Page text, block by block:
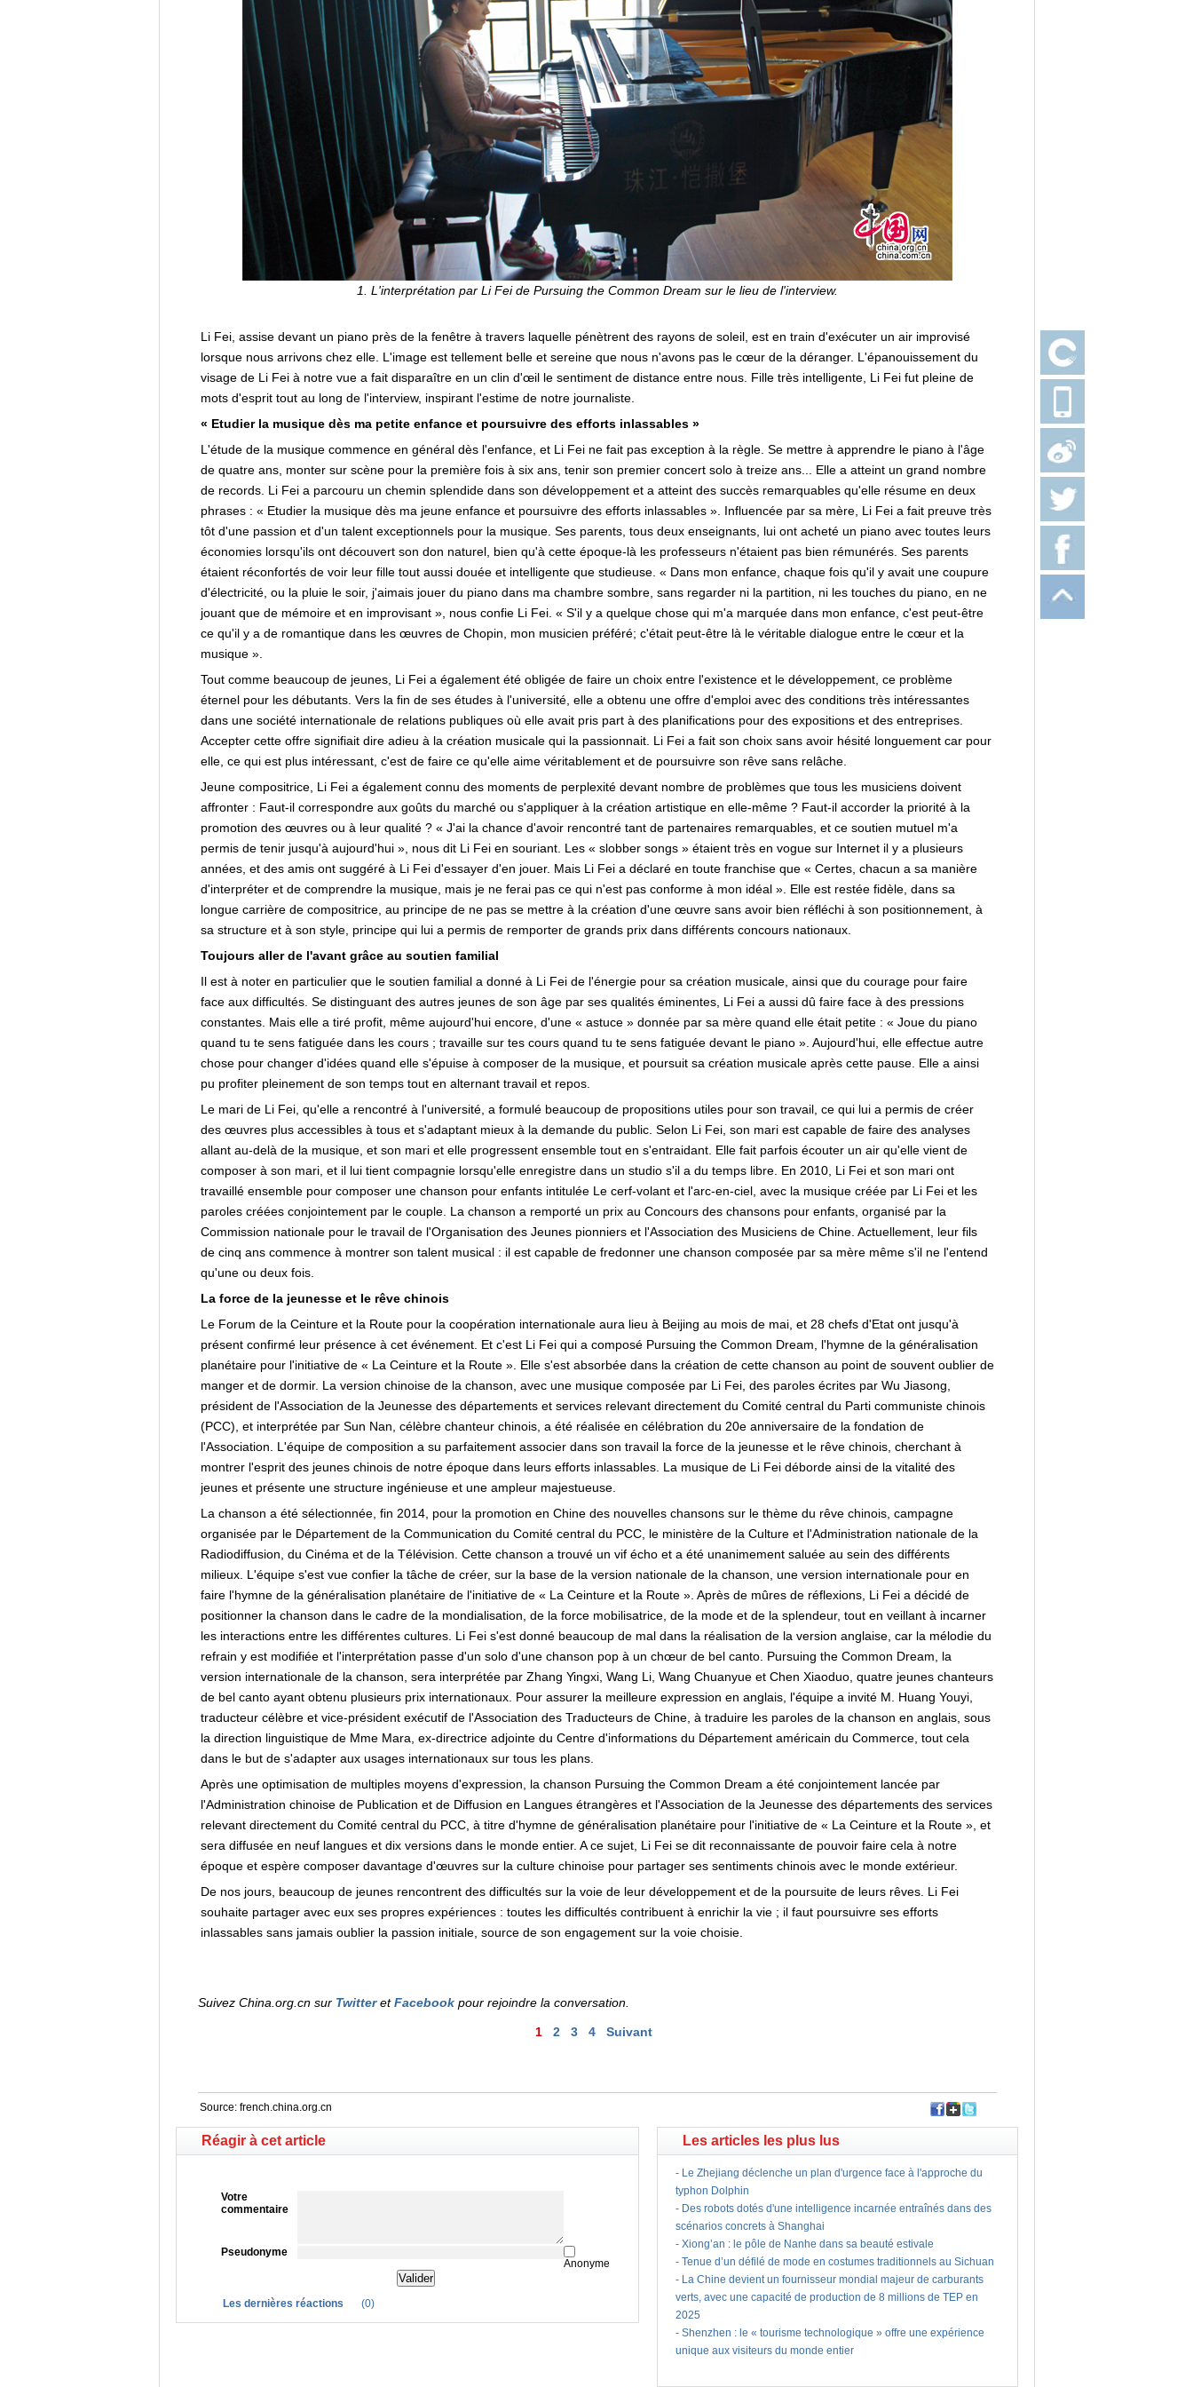
1. L'interprétation par Li Fei de Pursuing the Common Dream sur le lieu de l'interview.
Li Fei, assise devant un piano près de la fenêtre à travers laquelle pénètrent des rayons de soleil, est en train d'exécuter un air improvisé
lorsque nous arrivons chez elle. L'image est tellement belle et sereine que nous n'avons pas le cœur de la déranger. L'épanouissement du
visage de Li Fei à notre vue a fait disparaître en un clin d'œil le sentiment de distance entre nous. Fille très intelligente, Li Fei fut pleine de
mots d'esprit tout au long de l'interview, inspirant l'estime de notre journaliste.
« Etudier la musique dès ma petite enfance et poursuivre des efforts inlassables »
L'étude de la musique commence en général dès l'enfance, et Li Fei ne fait pas exception à la règle. Se mettre à apprendre le piano à l'âge
de quatre ans, monter sur scène pour la première fois à six ans, tenir son premier concert solo à treize ans... Elle a atteint un grand nombre
de records. Li Fei a parcouru un chemin splendide dans son développement et a atteint des succès remarquables qu'elle résume en deux
phrases : « Etudier la musique dès ma jeune enfance et poursuivre des efforts inlassables ». Influencée par sa mère, Li Fei a fait preuve très
tôt d'une passion et d'un talent exceptionnels pour la musique. Ses parents, tous deux enseignants, lui ont acheté un piano avec toutes leurs
économies lorsqu'ils ont découvert son don naturel, bien qu'à cette époque-là les professeurs n'étaient pas bien rémunérés. Ses parents
étaient réconfortés de voir leur fille tout aussi douée et intelligente que studieuse. « Dans mon enfance, chaque fois qu'il y avait une coupure
d'électricité, ou la pluie le soir, j'aimais jouer du piano dans ma chambre sombre, sans regarder ni la partition, ni les touches du piano, en ne
jouant que de mémoire et en improvisant », nous confie Li Fei. « S'il y a quelque chose qui m'a marquée dans mon enfance, c'est peut-être
ce qu'il y a de romantique dans les œuvres de Chopin, mon musicien préféré; c'était peut-être là le véritable dialogue entre le cœur et la
musique ».
Tout comme beaucoup de jeunes, Li Fei a également été obligée de faire un choix entre l'existence et le développement, ce problème
éternel pour les débutants. Vers la fin de ses études à l'université, elle a obtenu une offre d'emploi avec des conditions très intéressantes
dans une société internationale de relations publiques où elle avait pris part à des planifications pour des expositions et des entreprises.
Accepter cette offre signifiait dire adieu à la création musicale qui la passionnait. Li Fei a fait son choix sans avoir hésité longuement car pour
elle, ce qui est plus intéressant, c'est de faire ce qu'elle aime véritablement et de poursuivre son rêve sans relâche.
Jeune compositrice, Li Fei a également connu des moments de perplexité devant nombre de problèmes que tous les musiciens doivent
affronter : Faut-il correspondre aux goûts du marché ou s'appliquer à la création artistique en elle-même ? Faut-il accorder la priorité à la
promotion des œuvres ou à leur qualité ? « J'ai la chance d'avoir rencontré tant de partenaires remarquables, et ce soutien mutuel m'a
permis de tenir jusqu'à aujourd'hui », nous dit Li Fei en souriant. Les « slobber songs » étaient très en vogue sur Internet il y a plusieurs
années, et des amis ont suggéré à Li Fei d'essayer d'en jouer. Mais Li Fei a déclaré en toute franchise que « Certes, chacun a sa manière
d'interpréter et de comprendre la musique, mais je ne ferai pas ce qui n'est pas conforme à mon idéal ». Elle est restée fidèle, dans sa
longue carrière de compositrice, au principe de ne pas se mettre à la création d'une œuvre sans avoir bien réfléchi à son positionnement, à
sa structure et à son style, principe qui lui a permis de remporter de grands prix dans différents concours nationaux.
Toujours aller de l'avant grâce au soutien familial
Il est à noter en particulier que le soutien familial a donné à Li Fei de l'énergie pour sa création musicale, ainsi que du courage pour faire
face aux difficultés. Se distinguant des autres jeunes de son âge par ses qualités éminentes, Li Fei a aussi dû faire face à des pressions
constantes. Mais elle a tiré profit, même aujourd'hui encore, d'une « astuce » donnée par sa mère quand elle était petite : « Joue du piano
quand tu te sens fatiguée dans les cours ; travaille sur tes cours quand tu te sens fatiguée devant le piano ». Aujourd'hui, elle effectue autre
chose pour changer d'idées quand elle s'épuise à composer de la musique, et poursuit sa création musicale après cette pause. Elle a ainsi
pu profiter pleinement de son temps tout en alternant travail et repos.
Le mari de Li Fei, qu'elle a rencontré à l'université, a formulé beaucoup de propositions utiles pour son travail, ce qui lui a permis de créer
des œuvres plus accessibles à tous et s'adaptant mieux à la demande du public. Selon Li Fei, son mari est capable de faire des analyses
allant au-delà de la musique, et son mari et elle progressent ensemble tout en s'entraidant. Elle fait parfois écouter un air qu'elle vient de
composer à son mari, et il lui tient compagnie lorsqu'elle enregistre dans un studio s'il a du temps libre. En 2010, Li Fei et son mari ont
travaillé ensemble pour composer une chanson pour enfants intitulée Le cerf-volant et l'arc-en-ciel, avec la musique créée par Li Fei et les
paroles créées conjointement par le couple. La chanson a remporté un prix au Concours des chansons pour enfants, organisé par la
Commission nationale pour le travail de l'Organisation des Jeunes pionniers et l'Association des Musiciens de Chine. Actuellement, leur fils
de cinq ans commence à montrer son talent musical : il est capable de fredonner une chanson composée par sa mère même s'il ne l'entend
qu'une ou deux fois.
La force de la jeunesse et le rêve chinois
Le Forum de la Ceinture et la Route pour la coopération internationale aura lieu à Beijing au mois de mai, et 28 chefs d'Etat ont jusqu'à
présent confirmé leur présence à cet événement. Et c'est Li Fei qui a composé Pursuing the Common Dream, l'hymne de la généralisation
planétaire pour l'initiative de « La Ceinture et la Route ». Elle s'est absorbée dans la création de cette chanson au point de souvent oublier de
manger et de dormir. La version chinoise de la chanson, avec une musique composée par Li Fei, des paroles écrites par Wu Jiasong,
président de l'Association de la Jeunesse des départements et services relevant directement du Comité central du Parti communiste chinois
(PCC), et interprétée par Sun Nan, célèbre chanteur chinois, a été réalisée en célébration du 20e anniversaire de la fondation de
l'Association. L'équipe de composition a su parfaitement associer dans son travail la force de la jeunesse et le rêve chinois, cherchant à
montrer l'esprit des jeunes chinois de notre époque dans leurs efforts inlassables. La musique de Li Fei déborde ainsi de la vitalité des
jeunes et présente une structure ingénieuse et une ampleur majestueuse.
La chanson a été sélectionnée, fin 2014, pour la promotion en Chine des nouvelles chansons sur le thème du rêve chinois, campagne
organisée par le Département de la Communication du Comité central du PCC, le ministère de la Culture et l'Administration nationale de la
Radiodiffusion, du Cinéma et de la Télévision. Cette chanson a trouvé un vif écho et a été unanimement saluée au sein des différents
milieux. L'équipe s'est vue confier la tâche de créer, sur la base de la version nationale de la chanson, une version internationale pour en
faire l'hymne de la généralisation planétaire de l'initiative de « La Ceinture et la Route ». Après de mûres de réflexions, Li Fei a décidé de
positionner la chanson dans le cadre de la mondialisation, de la force mobilisatrice, de la mode et de la splendeur, tout en veillant à incarner
les interactions entre les différentes cultures. Li Fei s'est donné beaucoup de mal dans la réalisation de la version anglaise, car la mélodie du
refrain y est modifiée et l'interprétation passe d'un solo d'une chanson pop à un chœur de bel canto. Pursuing the Common Dream, la
version internationale de la chanson, sera interprétée par Zhang Yingxi, Wang Li, Wang Chuanyue et Chen Xiaoduo, quatre jeunes chanteurs
de bel canto ayant obtenu plusieurs prix internationaux. Pour assurer la meilleure expression en anglais, l'équipe a invité M. Huang Youyi,
traducteur célèbre et vice-président exécutif de l'Association des Traducteurs de Chine, à traduire les paroles de la chanson en anglais, sous
la direction linguistique de Mme Mara, ex-directrice adjointe du Centre d'informations du Département américain du Commerce, tout cela
dans le but de s'adapter aux usages internationaux sur tous les plans.
Après une optimisation de multiples moyens d'expression, la chanson Pursuing the Common Dream a été conjointement lancée par
l'Administration chinoise de Publication et de Diffusion en Langues étrangères et l'Association de la Jeunesse des départements des services
relevant directement du Comité central du PCC, à titre d'hymne de généralisation planétaire pour l'initiative de « La Ceinture et la Route », et
sera diffusée en neuf langues et dix versions dans le monde entier. A ce sujet, Li Fei se dit reconnaissante de pouvoir faire cela à notre
époque et espère composer davantage d'œuvres sur la culture chinoise pour partager ses sentiments chinois avec le monde extérieur.
De nos jours, beaucoup de jeunes rencontrent des difficultés sur la voie de leur développement et de la poursuite de leurs rêves. Li Fei
souhaite partager avec eux ses propres expériences : toutes les difficultés contribuent à enrichir la vie ; il faut poursuivre ses efforts
inlassables sans jamais oublier la passion initiale, source de son engagement sur la voie choisie.
Suivez China.org.cn sur TwitteretFacebookpour rejoindre la conversation.
1 2 3 4 Suivant
Source: french.china.org.cn
Réagir à cet article
Votre
commentaire
Pseudonyme
Anonyme
Les dernières réactions (0)
Les articles les plus lus
- Le Zhejiang déclenche un plan d'urgence face à l'approche du
typhon Dolphin
- Des robots dotés d'une intelligence incarnée entraînés dans des
scénarios concrets à Shanghai
- Xiong’an : le pôle de Nanhe dans sa beauté estivale
- Tenue d’un défilé de mode en costumes traditionnels au Sichuan
- La Chine devient un fournisseur mondial majeur de carburants
verts, avec une capacité de production de 8 millions de TEP en
2025
- Shenzhen : le « tourisme technologique » offre une expérience
unique aux visiteurs du monde entier